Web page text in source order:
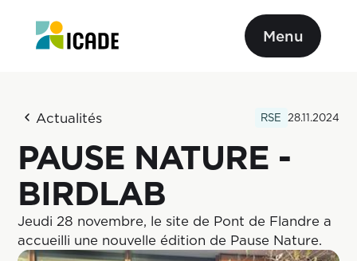
Menu
Actualités RSE 28.11.2024
PAUSE NATURE -
BIRDLAB
Jeudi 28 novembre, le site de Pont de Flandre a
accueilli une nouvelle édition de Pause Nature.